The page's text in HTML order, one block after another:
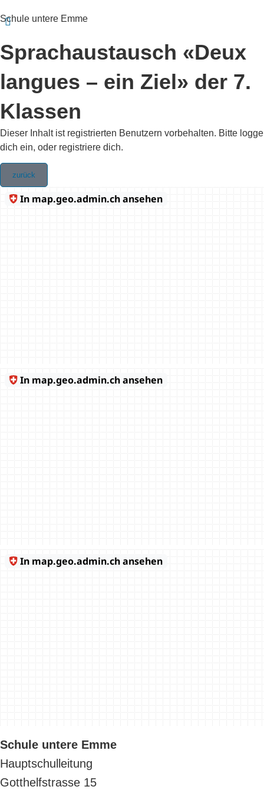
Schule untere Emme
Sprachaustausch «Deux
langues – ein Ziel» der 7.
Klassen
Dieser Inhalt ist registrierten Benutzern vorbehalten. Bitte logge
dich ein, oder registriere dich.
zurück
Schule untere Emme
Hauptschulleitung
Gotthelfstrasse 15